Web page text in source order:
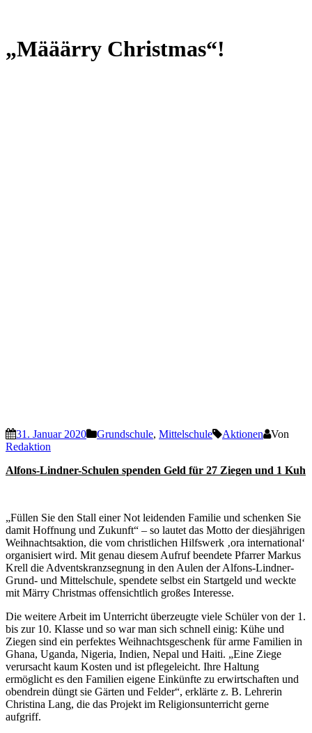
„Määärry Christmas“!
31. Januar 2020 Grundschule, Mittelschule Aktionen
Von
Redaktion
Alfons-Lindner-Schulen spenden Geld für 27 Ziegen und 1 Kuh
„Füllen Sie den Stall einer Not leidenden Familie und schenken Sie
damit Hoffnung und Zukunft“ – so lautet das Motto der diesjährigen
Weihnachtsaktion, die vom christlichen Hilfswerk ‚ora international‘
organisiert wird. Mit genau diesem Aufruf beendete Pfarrer Markus
Krell die Adventskranzsegnung in den Aulen der Alfons-Lindner-
Grund- und Mittelschule, spendete selbst ein Startgeld und weckte
mit Märry Christmas offensichtlich großes Interesse.
Die weitere Arbeit im Unterricht überzeugte viele Schüler von der 1.
bis zur 10. Klasse und so war man sich schnell einig: Kühe und
Ziegen sind ein perfektes Weihnachtsgeschenk für arme Familien in
Ghana, Uganda, Nigeria, Indien, Nepal und Haiti. „Eine Ziege
verursacht kaum Kosten und ist pflegeleicht. Ihre Haltung
ermöglicht es den Familien eigene Einkünfte zu erwirtschaften und
obendrein düngt sie Gärten und Felder“, erklärte z. B. Lehrerin
Christina Lang, die das Projekt im Religionsunterricht gerne
aufgriff.